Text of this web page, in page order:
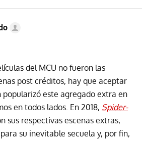
del MCU no fueron las
post créditos, hay que aceptar
este agregado extra en
en todos lados. En 2018, Spider-
sus respectivas escenas extras,
su inevitable secuela y, por fin,